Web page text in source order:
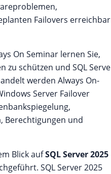
Failovers erreichbar
On Seminar lernen Sie,
zu schützen und SQL
werden Always On-
Server Failover
Berechtigungen und
Blick aufSQL Server 2025
SQL Server 2025